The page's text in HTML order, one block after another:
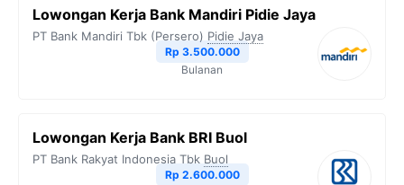
Lowongan Kerja Bank Mandiri Pidie Jaya
PT Bank Mandiri Tbk (Persero) Pidie Jaya
Rp 3.500.000
Bulanan
Lowongan Kerja Bank BRI Buol
PT Bank Rakyat Indonesia Tbk Buol
Rp 2.600.000